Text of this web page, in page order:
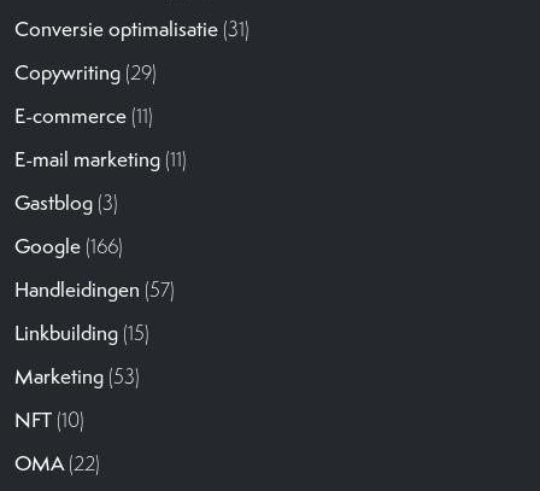
Conversie optimalisatie (31)
Copywriting (29)
E-commerce (11)
E-mail marketing (11)
Gastblog (3)
Google (166)
Handleidingen (57)
Linkbuilding (15)
Marketing (53)
NFT (10)
OMA(22)